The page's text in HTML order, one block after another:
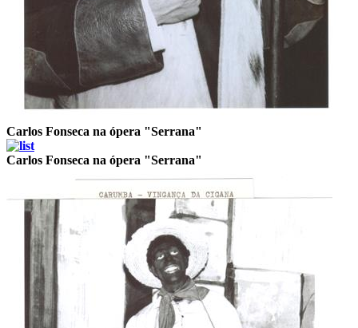
Carlos Fonseca na ópera "Serrana"
Carlos Fonseca na ópera "Serrana"